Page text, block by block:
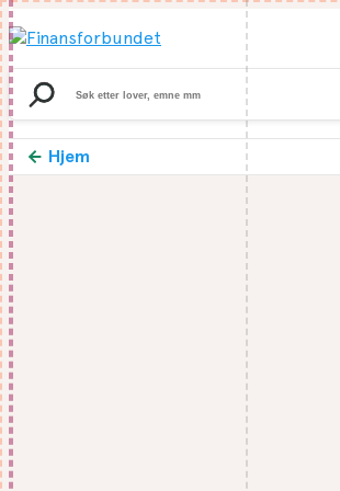
Search
for:
Hjem